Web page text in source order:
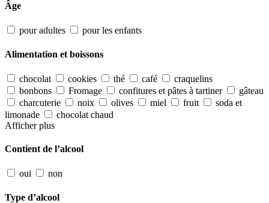
Âge
pour adultes pour les enfants
Alimentation et boissons
chocolat cookies thé café
craquelins
bonbons
Fromage confitures et pâtes à tartiner
gâteau
charcuterie
noix olives miel fruit
soda et
limonade
chocolat chaud
Afficher plus
Contient de l’alcool
oui non
Type d’alcool